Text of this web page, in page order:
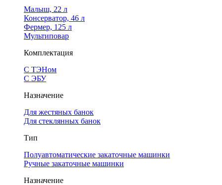
Малыш, 22 л
Консерватор, 46 л
Фермер, 125 л
Мультиповар
Комплектация
С ТЭНом
С ЭБУ
Назначение
Для жестяных банок
Для стеклянных банок
Тип
Полуавтоматические закаточные машинки
Ручные закаточные машинки
Назначение